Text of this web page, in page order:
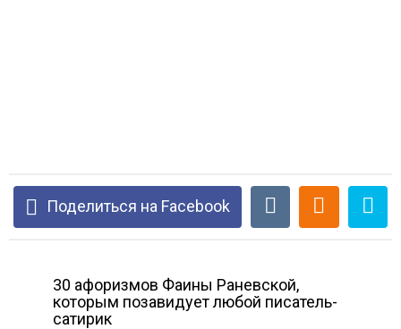
Поделиться на Facebook
30 афоризмов Фаины Раневской,
которым позавидует любой писатель-
сатирик